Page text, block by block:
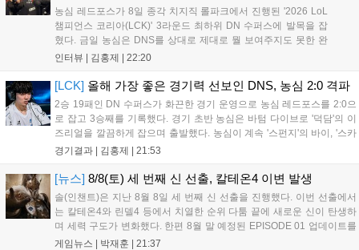
농심 레드포스가 8일 종각 치지직 롤파크에서 진행된 '2026 LoL
챔피언스 코리아(LCK)' 3라운드 최하위 DN 수퍼스에 발목을 잡
혔다. 금일 농심은 DNS를 상대로 제대로 뭘 보여주지도 못한 완
패를 당하고 말았다. 이하 농심 레드포스 최인규 감독과 '리헨즈'
인규 감독 : 모든 경...
인터뷰 | 김홍제 | 22:20
[LCK] 올해 가장 좋은 경기력 선보인 DNS, 농심 2:0 격파
2승 19패인 DN 수퍼스가 화끈한 경기 운영으로 농심 레드포스를 2:0으
로 잡고 3승째를 기록했다. 경기 초반 농심은 바텀 다이브로 '덕담'의 이
즈리얼을 깔끔하게 잡으며 출발했다. 농심이 계속 '스펀지'의 바이, '스카
웃'의 신드라가 맹활약하며 초반부터 잡은 주도권을 계속 잘 굴렸다.
었...
경기결과 | 김홍제 | 21:53
[뉴스] 8/8(토) 세 번째 신 선출, 칼테온4 이변 발생
솔(인챈트)은 지난 8월 8일 세 번째 신 선출을 진행했다. 이번 선출에서
는 칼테온4와 린델4 등에서 치열한 순위 다툼 끝에 새로운 신이 탄생하
며 세력 구도가 변화했다. 한편 8월 말 예정된 EPISODE 01 업데이트를
통해 월드 콘텐츠가 추가될 예정이며, 이를 통해 추후 주신 및 절대신에
게임뉴스 | 박재훈 | 21:37